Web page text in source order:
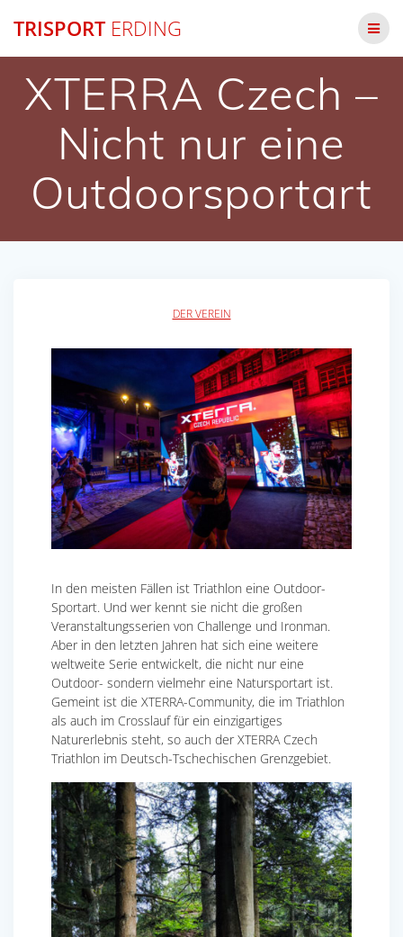
TRISPORTERDING
XTERRA Czech –
Nicht nur eine
Outdoorsportart
DER VEREIN
In den meisten Fällen ist Triathlon eine Outdoor-
Sportart. Und wer kennt sie nicht die großen
Veranstaltungsserien von Challenge und Ironman.
Aber in den letzten Jahren hat sich eine weitere
weltweite Serie entwickelt, die nicht nur eine
Outdoor- sondern vielmehr eine Natursportart ist.
Gemeint ist die XTERRA-Community, die im Triathlon
als auch im Crosslauf für ein einzigartiges
Naturerlebnis steht, so auch der XTERRA Czech
Triathlon im Deutsch-Tschechischen Grenzgebiet.